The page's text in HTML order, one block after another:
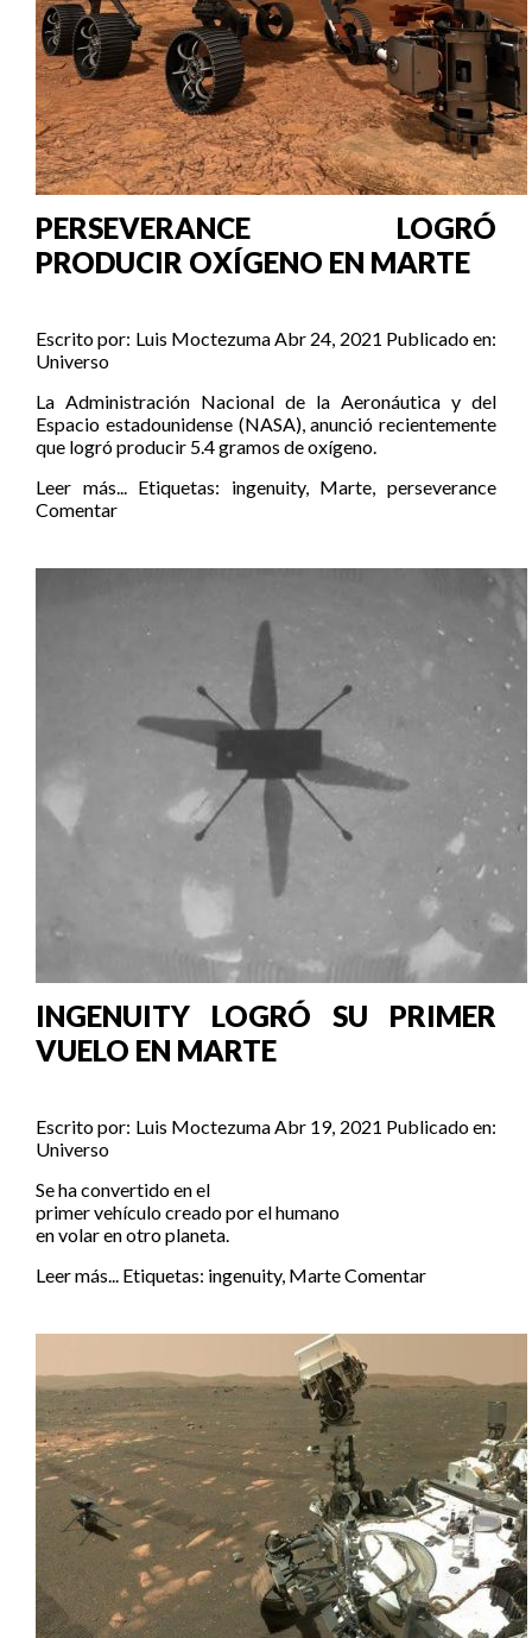
PERSEVERANCE LOGRÓ
PRODUCIR OXÍGENO EN MARTE
Escrito por: Luis MoctezumaAbr 24, 2021 Publicado en:
Universo
La Administración Nacional de la Aeronáutica y del
Espacio estadounidense (NASA), anunció recientemente
que logró producir 5.4 gramos de oxígeno.
Leer más... Etiquetas: ingenuity, Marte,perseverance
Comentar
INGENUITY LOGRÓ SU PRIMER
VUELO EN MARTE
Escrito por: Luis MoctezumaAbr 19, 2021 Publicado en:
Universo
Se ha convertido en el
primer vehículo creado por el humano
en volar en otro planeta.
Leer más... Etiquetas: ingenuity, MarteComentar